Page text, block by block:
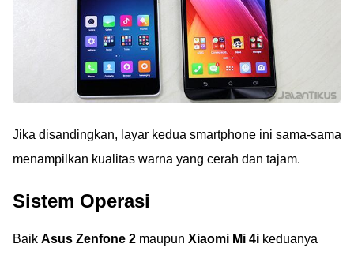
Jika disandingkan, layar kedua smartphone ini sama-sama
menampilkan kualitas warna yang cerah dan tajam.
Sistem Operasi
Baik Asus Zenfone 2 maupun Xiaomi Mi 4i keduanya